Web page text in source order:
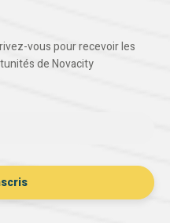
vous pour recevoir les
de Novacity